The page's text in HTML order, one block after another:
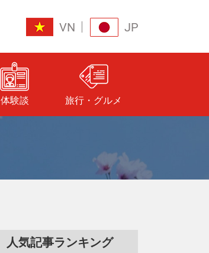
VN JP
体験談 旅行・グルメ
人気記事ランキング